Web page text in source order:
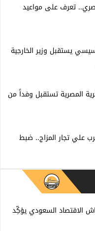
تعرف على مواعيد
يستقبل وزير الخارجية
المصرية تستقبل وفداً من
علي تجار المزاج.. ضبط
الاقتصاد السعودي يؤكِّد